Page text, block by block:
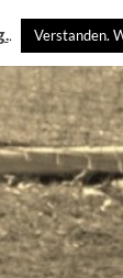
. Verstanden.